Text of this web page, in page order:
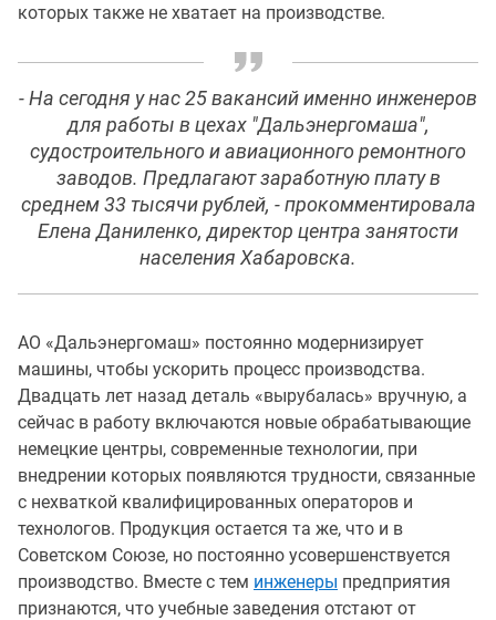
которых также не хватает на производстве.
- На сегодня у нас 25 вакансий именно инженеров
для работы в цехах "Дальэнергомаша",
судостроительного и авиационного ремонтного
заводов. Предлагают заработную плату в
среднем 33 тысячи рублей, - прокомментировала
Елена Даниленко, директор центра занятости
населения Хабаровска.
АО «Дальэнергомаш» постоянно модернизирует
машины, чтобы ускорить процесс производства.
Двадцать лет назад деталь «вырубалась» вручную, а
сейчас в работу включаются новые обрабатывающие
немецкие центры, современные технологии, при
внедрении которых появляются трудности, связанные
с нехваткой квалифицированных операторов и
технологов. Продукция остается та же, что и в
Советском Союзе, но постоянно усовершенствуется
производство. Вместе с тем инженеры предприятия
признаются, что учебные заведения отстают от